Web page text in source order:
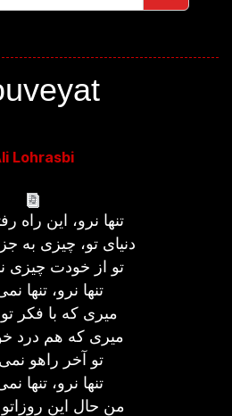
Lohrasbi
تنها نرو، این راه
دنیای تو، چیزی به
تو از خودت چیزی
تنها نرو، تنها
میری که با فکر
میری که هم درد
تو آخر راهو
تنها نرو، تنها
من حال این